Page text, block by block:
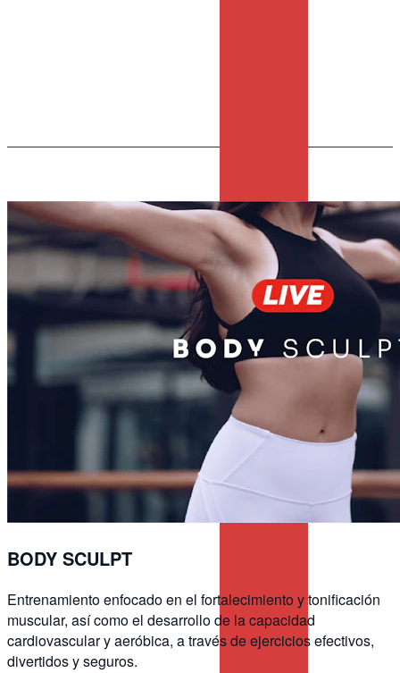
BODY SCULPT
Entrenamiento enfocado en el fortalecimiento y tonificación
muscular, así como el desarrollo de la capacidad
cardiovascular y aeróbica, a través de ejercicios efectivos,
divertidos y seguros.